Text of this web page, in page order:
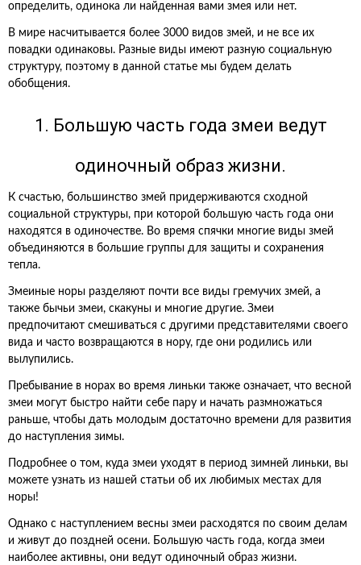
определить, одинока ли найденная вами змея или нет.
В мире насчитывается более 3000 видов змей, и не все их
повадки одинаковы. Разные виды имеют разную социальную
структуру, поэтому в данной статье мы будем делать
обобщения.
1. Большую часть года змеи ведут
одиночный образ жизни.
К счастью, большинство змей придерживаются сходной
социальной структуры, при которой большую часть года они
находятся в одиночестве. Во время спячки многие виды змей
объединяются в большие группы для защиты и сохранения
тепла.
Змеиные норы разделяют почти все виды гремучих змей, а
также бычьи змеи, скакуны и многие другие. Змеи
предпочитают смешиваться с другими представителями своего
вида и часто возвращаются в нору, где они родились или
вылупились.
Пребывание в норах во время линьки также означает, что весной
змеи могут быстро найти себе пару и начать размножаться
раньше, чтобы дать молодым достаточно времени для развития
до наступления зимы.
Подробнее о том, куда змеи уходят в период зимней линьки, вы
можете узнать из нашей статьи об их любимых местах для
норы!
Однако с наступлением весны змеи расходятся по своим делам
и живут до поздней осени. Большую часть года, когда змеи
наиболее активны, они ведут одиночный образ жизни.